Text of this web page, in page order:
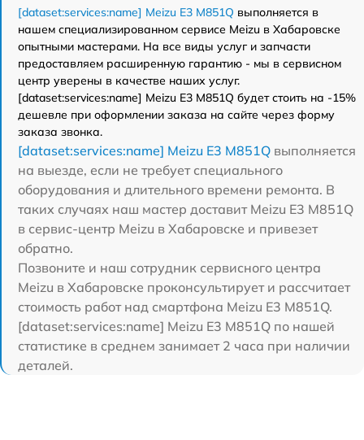
[dataset:services:name] Meizu E3 M851Q выполняется в
нашем специализированном сервисе Meizu в Хабаровске
опытными мастерами. На все виды услуг и запчасти
предоставляем расширенную гарантию - мы в сервисном
центр уверены в качестве наших услуг.
[dataset:services:name] Meizu E3 M851Q будет стоить на -15%
дешевле при оформлении заказа на сайте через форму
заказа звонка.
[dataset:services:name] Meizu E3 M851Q выполняется
на выезде, если не требует специального
оборудования и длительного времени ремонта. В
таких случаях наш мастер доставит Meizu E3 M851Q
в сервис-центр Meizu в Хабаровске и привезет
обратно.
Позвоните и наш сотрудник сервисного центра
Meizu в Хабаровске проконсультирует и рассчитает
стоимость работ над смартфона Meizu E3 M851Q.
[dataset:services:name] Meizu E3 M851Q по нашей
статистике в среднем занимает 2 часа при наличии
деталей.